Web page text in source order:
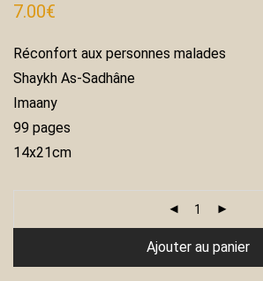
7.00€
Réconfort aux personnes malades
Shaykh As-Sadhâne
Imaany
99 pages
14x21cm
Ajouter au panier